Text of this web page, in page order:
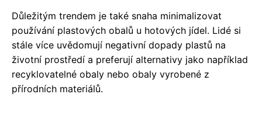
Důležitým trendem je také snaha minimalizovat
používání plastových obalů u hotových jídel. Lidé si
stále více uvědomují negativní dopady plastů na
životní prostředí a preferují alternativy jako například
recyklovatelné obaly nebo obaly vyrobené z
přírodních materiálů.